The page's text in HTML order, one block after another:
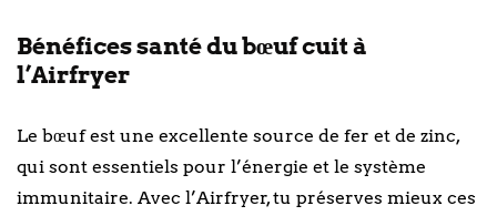
Bénéfices santé du bœuf cuit à
l’Airfryer
Le bœuf est une excellente source de fer et de zinc,
qui sont essentiels pour l’énergie et le système
immunitaire. Avec l’Airfryer, tu préserves mieux ces